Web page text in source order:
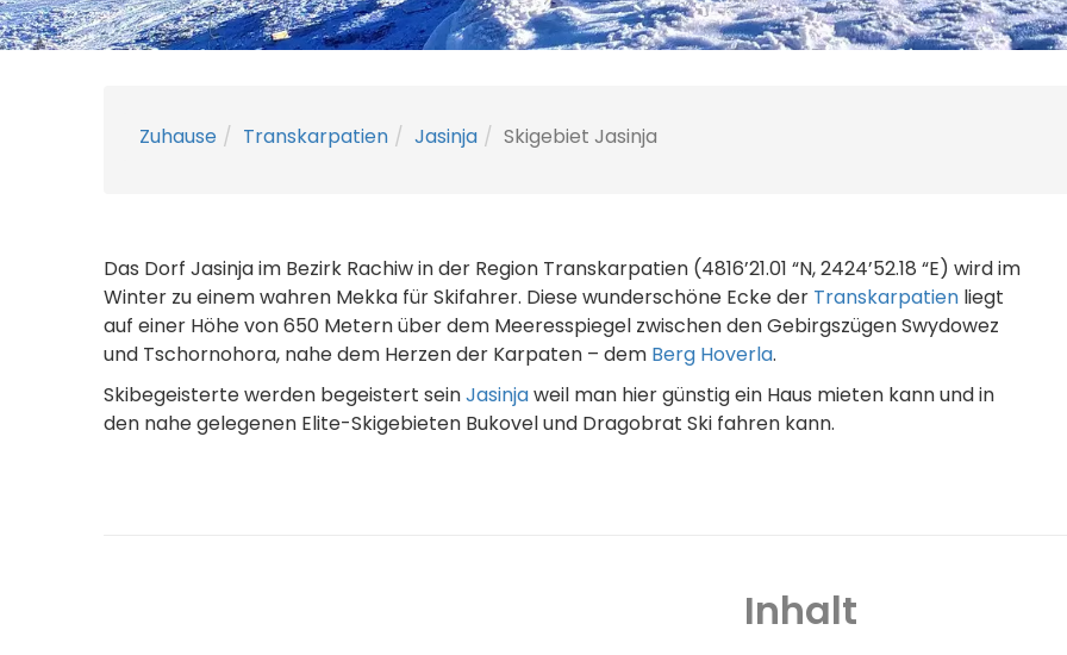
Zuhause Transkarpatien Jasinja Skigebiet Jasinja
Das Dorf Jasinja im Bezirk Rachiw in der Region Transkarpatien (4816’21.01 “N, 2424’52.18 “E) wird im
Winter zu einem wahren Mekka für Skifahrer. Diese wunderschöne Ecke der Transkarpatien liegt
auf einer Höhe von 650 Metern über dem Meeresspiegel zwischen den Gebirgszügen Swydowez
und Tschornohora, nahe dem Herzen der Karpaten – dem Berg Hoverla.
Skibegeisterte werden begeistert seinJasinjaweil man hier günstig ein Haus mieten kann und in
den nahe gelegenen Elite-Skigebieten Bukovel und Dragobrat Ski fahren kann.
Inhalt